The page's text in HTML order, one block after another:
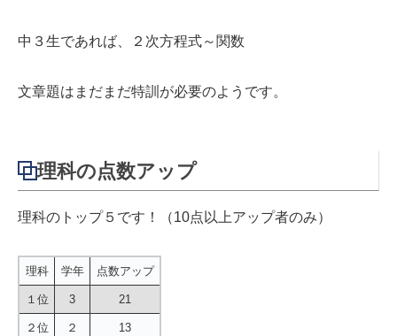
中３生であれば、２次方程式～関数
文章題はまだまだ特訓が必要のようです。
理科の点数アップ
理科のトップ５です！（10点以上アップ者のみ）
理科 学年 点数アップ
１位 3 21
２位 ２ 13